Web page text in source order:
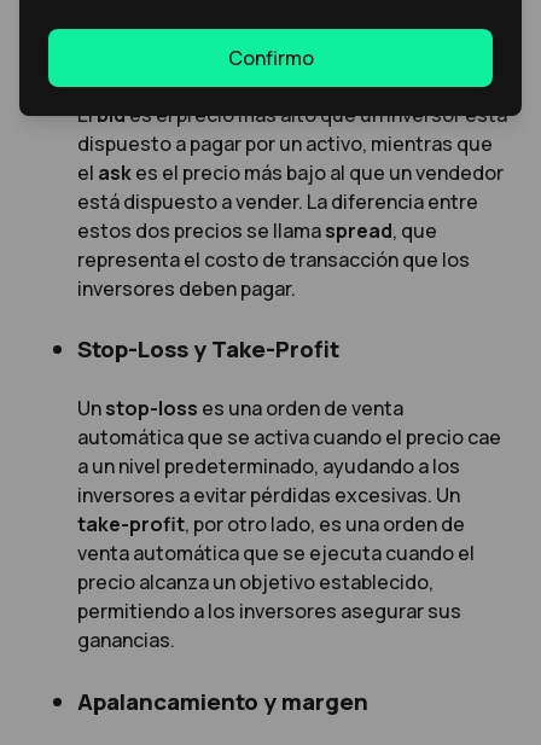
¿Qué es el Bid-Ask Spread?
Elbides el precio más alto que un inversor está
dispuesto a pagar por un activo, mientras que
el askes el precio más bajo al que un vendedor
está dispuesto a vender. La diferencia entre
estos dos precios se llamaspread, que
representa el costo de transacción que los
inversores deben pagar.
Stop-Loss y Take-Profit
Unstop-loss es una orden de venta
automática que se activa cuando el precio cae
a un nivel predeterminado, ayudando a los
inversores a evitar pérdidas excesivas. Un
take-profit, por otro lado, es una orden de
venta automática que se ejecuta cuando el
precio alcanza un objetivo establecido,
permitiendo a los inversores asegurar sus
ganancias.
Apalancamiento y margen
Confirmo